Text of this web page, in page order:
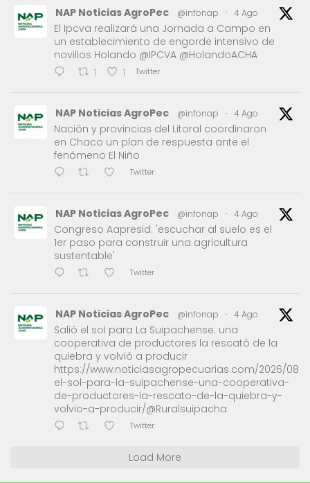
NAP Noticias AgroPec @infonap · 4 Ago
El Ipcva realizará una Jornada a Campo en
un establecimiento de engorde intensivo de
novillos Holando @IPCVA @HolandoACHA
1 1 Twitter
NAP Noticias AgroPec @infonap · 4 Ago
Nación y provincias del Litoral coordinaron
en Chaco un plan de respuesta ante el
fenómeno El Niño
Twitter
NAP Noticias AgroPec @infonap · 4 Ago
Congreso Aapresid: 'escuchar al suelo es el
1er paso para construir una agricultura
sustentable'
Twitter
NAP Noticias AgroPec @infonap · 4 Ago
Salió el sol para La Suipachense: una
cooperativa de productores la rescató de la
quiebra y volvió a producir
https://www.noticiasagropecuarias.com/2026/08/
el-sol-para-la-suipachense-una-cooperativa-
de-productores-la-rescato-de-la-quiebra-y-
volvio-a-producir/@Ruralsuipacha
Twitter
Load More